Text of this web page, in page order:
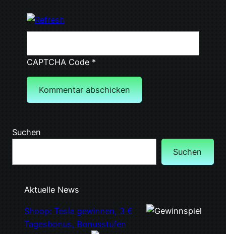
CAPTCHA Code*
Suchen
Suchen
Aktuelle News
Shoop: Tesla gewinnen, 3 €
Tagesbonus, Bonusstufen